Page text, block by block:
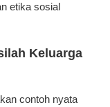
etika sosial
Keluarga
contoh nyata